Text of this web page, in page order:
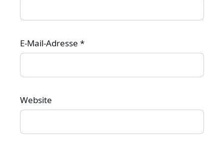
E-Mail-Adresse *
Website